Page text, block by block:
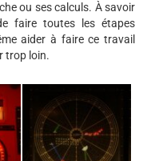
ou ses calculs. À savoir
faire toutes les étapes
aider à faire ce travail
trop loin.